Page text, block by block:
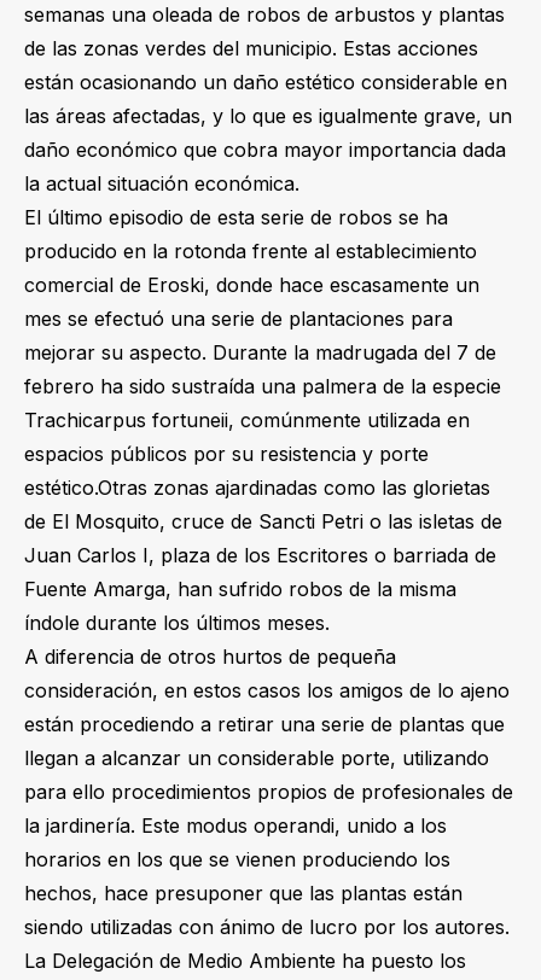
semanas una oleada de robos de arbustos y plantas
de las zonas verdes del municipio. Estas acciones
están ocasionando un daño estético considerable en
las áreas afectadas, y lo que es igualmente grave, un
daño económico que cobra mayor importancia dada
la actual situación económica.
El último episodio de esta serie de robos se ha
producido en la rotonda frente al establecimiento
comercial de Eroski, donde hace escasamente un
mes se efectuó una serie de plantaciones para
mejorar su aspecto. Durante la madrugada del 7 de
febrero ha sido sustraída una palmera de la especie
Trachicarpus fortuneii, comúnmente utilizada en
espacios públicos por su resistencia y porte
estético.Otras zonas ajardinadas como las glorietas
de El Mosquito, cruce de Sancti Petri o las isletas de
Juan Carlos I, plaza de los Escritores o barriada de
Fuente Amarga, han sufrido robos de la misma
índole durante los últimos meses.
A diferencia de otros hurtos de pequeña
consideración, en estos casos los amigos de lo ajeno
están procediendo a retirar una serie de plantas que
llegan a alcanzar un considerable porte, utilizando
para ello procedimientos propios de profesionales de
la jardinería. Este modus operandi, unido a los
horarios en los que se vienen produciendo los
hechos, hace presuponer que las plantas están
siendo utilizadas con ánimo de lucro por los autores.
La Delegación de Medio Ambiente ha puesto los